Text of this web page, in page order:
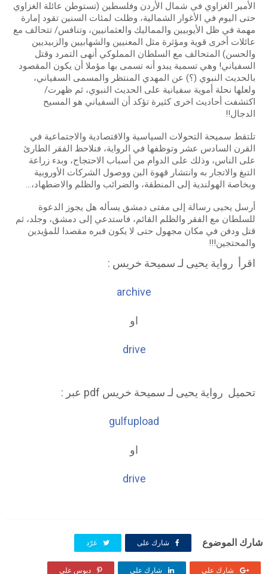
الأمير الغزاوي في شمال الأردن وفلسطين (تستوطن عائلة الغزاوي
حتى اليوم في الأغوار الشمالية، وظلت لمئات السنين تقود إمارة
مهمة في ظل الأيوبيين والمماليك والعثمانيين، وتنافس/ تتحالف مع
عائلات أخرى قوية ومؤثرة مثل المعنيين والشهابيين والزبيديين
والحسن) المتحالف مع السلطان المملوكي أنهى التمرد وقتل
السفياني! وهي تسمية يبدو أنه تسمى بها مؤملا أن يكون المقصود
بالحديث النبوي (؟) عن المهدي المنتظر والمسمى السفياني،
ولعلها نحلة أموية سفيانية على الحديث النبوي، ثم ظهرت/
اكتشفت أحاديث اخرى كثيرة تؤكد أن السفياني هو المسيح
الدجال!!
تلتقط سميحة التحولات السياسية والاقتصادية والاجتماعية في
القرن السادس عشر وتوظفها في الرواية، فنلاحظ الفقر الطارئ
على الناس، وذلك على الدوام من أسباب الاحتجاج، وبدء زراعة
التبغ والاتجار به وانتشار قهوة البن ووصول الشركات الأوروبية
وبخاصة الهولندية إلى المنطقة، والضرائب والظلم والاضطهاد،...
أرسل يحيى رسالة إلى مفتى دمشق يسأله هل يجوز الدعوة
للسلطان مع الفقر والظلم القائم، فاستدعي إلى دمشق، وجلد، ثم
قتل ودفن في مكان مجهول حتى لا يكون قبره مقصدا للمؤيدين
والمحتجين!!!
اقرأ رواية يحيى لـ سميحة خريس :
archive
او
drive
تحميل رواية يحيى لـ سميحة خريس pdf عبر :
gulfupload
او
drive
شارك الموضوع شارك على غرّد
شارك على شارك على دبوس على